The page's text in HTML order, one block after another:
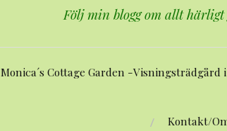
Följ min blogg om allt
Monica´s Cottage Garden -Visningsträdgård
Kontakt/